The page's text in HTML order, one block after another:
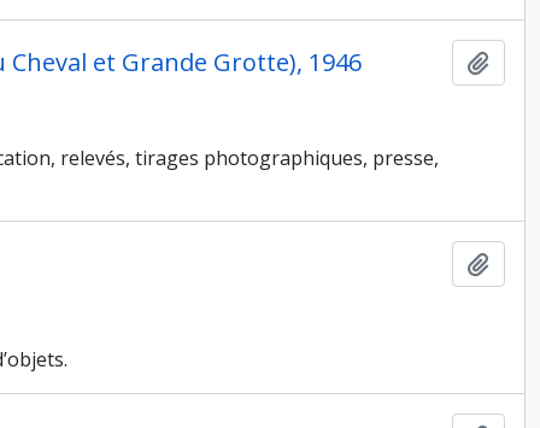
et Grande Grotte), 1946
relevés, tirages photographiques, presse,